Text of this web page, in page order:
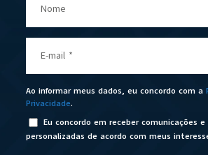
Nome
E-mail *
Ao informar meus dados, eu concordo com a
Privacidade.
Eu concordo em receber comunicações
personalizadas de acordo com meus